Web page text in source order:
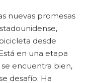
nuevas promesas
desde
en una etapa
encuentra bien,
desafío. Ha